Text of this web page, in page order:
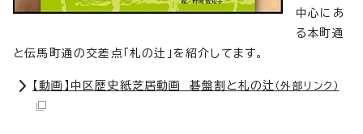
中心にあ
る本町通
と伝馬町通の交差点「札の辻」を紹介してます。
【動画】中区歴史紙芝居動画 碁盤割と札の辻 （外部リンク）